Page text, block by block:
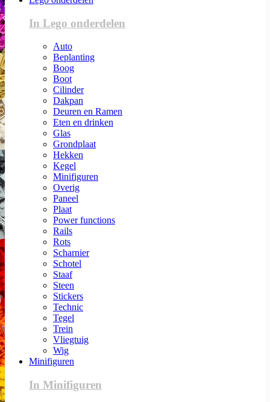
In Lego onderdelen
Auto
Beplanting
Boog
Boot
Cilinder
Dakpan
Deuren en Ramen
Eten en drinken
Glas
Grondplaat
Hekken
Kegel
Minifiguren
Overig
Paneel
Plaat
Power functions
Rails
Rots
Scharnier
Schotel
Staaf
Steen
Stickers
Technic
Tegel
Trein
Vliegtuig
Wig
Minifiguren
In Minifiguren